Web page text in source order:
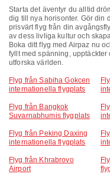
Starta det äventyr du alltid
dig till nya horisonter. Gör din
prisvärt flyg från din
av dess livliga kultur och
Boka ditt flyg med Airpaz nu
fyllt med spänning,
utforska världen.
Flyg från Sabiha Gokcen
internationella flygplats
Flyg från Bangkok
Suvarnabhumis flygplats
Flyg från Peking Daxing
internationella flygplats
Flyg från Khrabrovo
Airport